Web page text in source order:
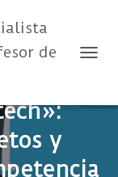
de
y